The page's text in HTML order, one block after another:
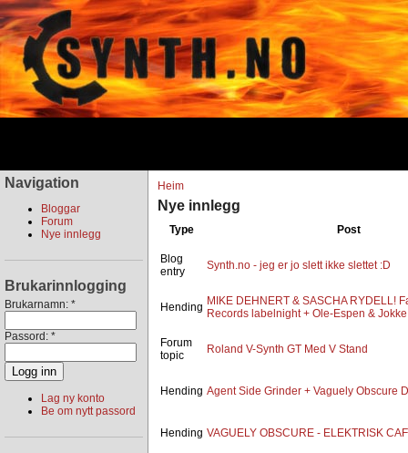
Navigation
Bloggar
Forum
Nye innlegg
Brukarinnlogging
Brukarnamn: *
Passord: *
Lag ny konto
Be om nytt passord
Heim
Nye innlegg
Type Post
Blog
entry
Synth.no - jeg er jo slett ikke slettet :D
Hending MIKE DEHNERT & SASCHA RYDELL!
Records labelnight + Ole-Espen & Jokke
Forum
topic
Roland V-Synth GT Med V Stand
Hending Agent Side Grinder + Vaguely Obscure
Hending VAGUELY OBSCURE - ELEKTRISK